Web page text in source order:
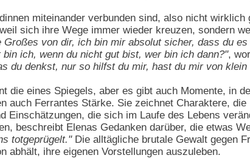
miteinander verbunden sind, also nicht
sich ihre Wege immer wieder kreuzen, sondern
Großes von dir, ich bin mir absolut sicher, dass du
ich, wenn du nicht gut bist, wer bin ich dann?",
du denkst, nur so hilfst du mir, hast du mir von
die eines Spiegels, aber es gibt auch Momente, in
auch Ferrantes Stärke. Sie zeichnet Charaktere,
Einschätzungen, die sich im Laufe des Lebens
beschreibt Elenas Gedanken darüber, die etwas
totgeprügelt."Die alltägliche brutale Gewalt gegen
abhält, ihre eigenen Vorstellungen auszuleben.